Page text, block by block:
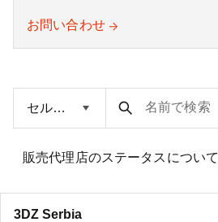
お問い合わせ
名前で検索
販売代理店のステータスについて
3DZ Serbia